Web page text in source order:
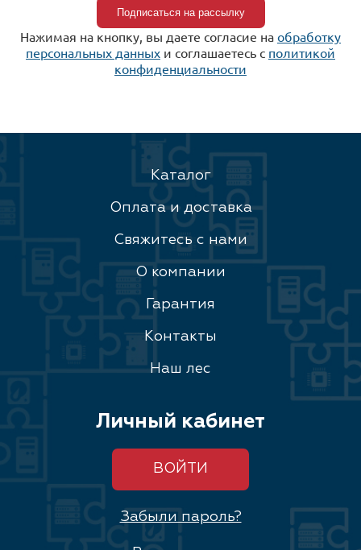
Нажимая на кнопку, вы даете согласие на обработку
персональных данных и соглашаетесь c политикой
конфиденциальности
Каталог
Оплата и доставка
Свяжитесь с нами
О компании
Гарантия
Контакты
Наш лес
Личный кабинет
ВОЙТИ
Забыли пароль?